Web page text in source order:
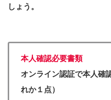
しょう。
本人確認必要書類
オンライン認証で本人確
れか１点）